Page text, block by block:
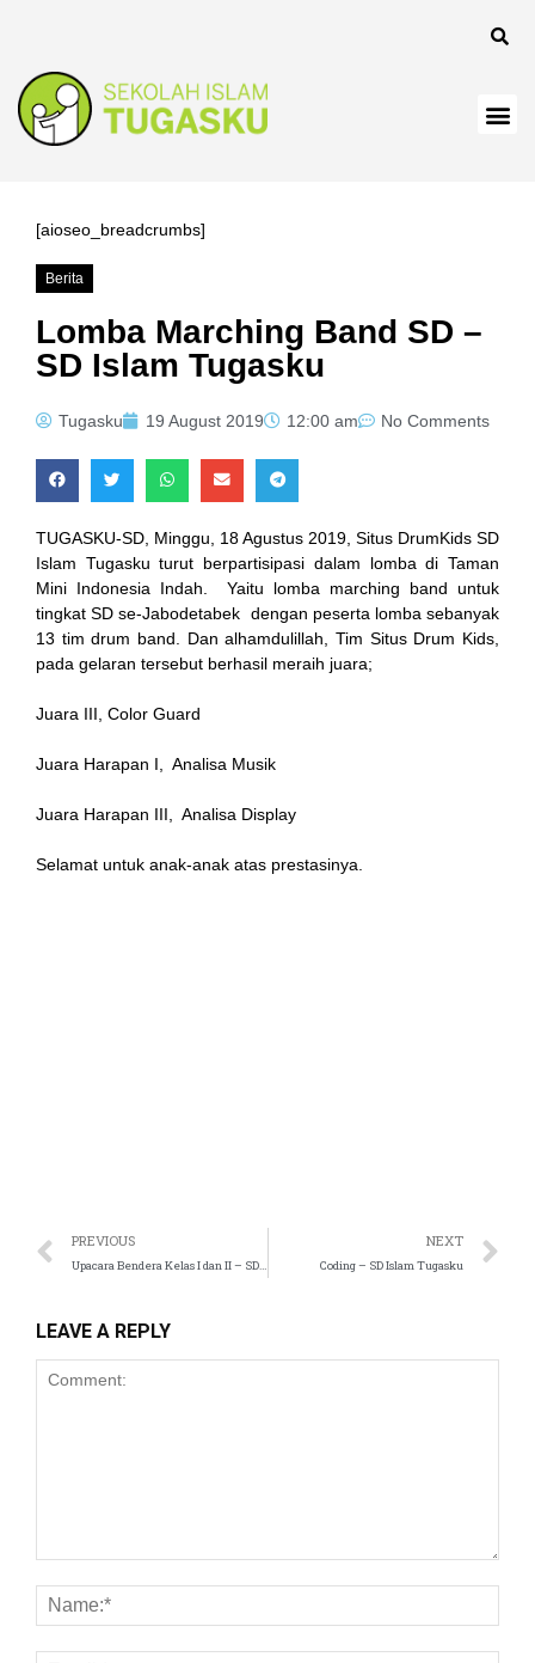
[aioseo_breadcrumbs]
Berita
Lomba Marching Band SD –
SD Islam Tugasku
Tugasku 19 August 2019 12:00 am No Comments
TUGASKU-SD, Minggu, 18 Agustus 2019, Situs DrumKids SD
Islam Tugasku turut berpartisipasi dalam lomba di Taman
Mini Indonesia Indah. Yaitu lomba marching band untuk
tingkat SD se-Jabodetabek dengan peserta lomba sebanyak
13 tim drum band. Dan alhamdulillah, Tim Situs Drum Kids,
pada gelaran tersebut berhasil meraih juara;
Juara III, Color Guard
Juara Harapan I, Analisa Musik
Juara Harapan III, Analisa Display
Selamat untuk anak-anak atas prestasinya.
PREVIOUS
Upacara Bendera Kelas I dan II – SD Islam Tugasku
NEXT
Coding – SD Islam Tugasku
LEAVE A REPLY